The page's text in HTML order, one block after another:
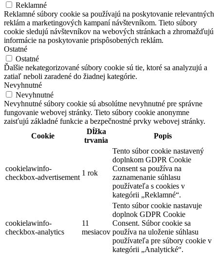
Reklamné
Reklamné súbory cookie sa používajú na poskytovanie relevantných
reklám a marketingových kampaní návštevníkom. Tieto súbory
cookie sledujú návštevníkov na webových stránkach a zhromažďujú
informácie na poskytovanie prispôsobených reklám.
Ostatné
Ostatné
Ďalšie nekategorizované súbory cookie sú tie, ktoré sa analyzujú a
zatiaľ neboli zaradené do žiadnej kategórie.
Nevyhnutné
Nevyhnutné
Nevyhnutné súbory cookie sú absolútne nevyhnutné pre správne
fungovanie webovej stránky. Tieto súbory cookie anonymne
zaisťujú základné funkcie a bezpečnostné prvky webovej stránky.
Cookie
Dĺžka
trvania
Popis
cookielawinfo-
checkbox-advertisement
1 rok
Tento súbor cookie nastavený
doplnkom GDPR Cookie
Consent sa používa na
zaznamenanie súhlasu
používateľa s cookies v
kategórii „Reklamné“.
cookielawinfo-
checkbox-analytics
11
mesiacov
Tento súbor cookie nastavuje
doplnok GDPR Cookie
Consent. Súbor cookie sa
používa na uloženie súhlasu
používateľa pre súbory cookie v
kategórii „Analytické“.